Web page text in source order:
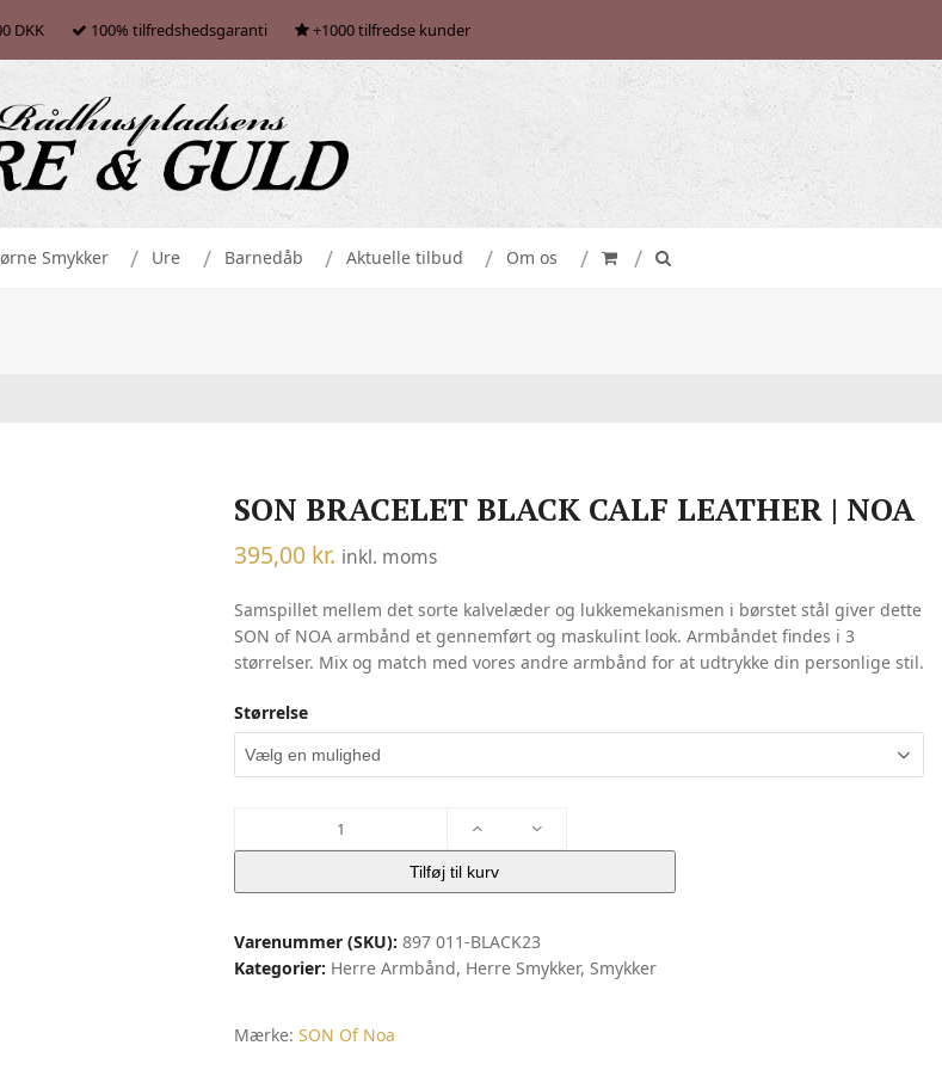
DKK 100% tilfredshedsgaranti +1000 tilfredse kunder
Smykker Ure Barnedåb Aktuelle tilbud Om os
SON BRACELET BLACK CALF LEATHER | NOA
395,00 kr. inkl. moms
Samspillet mellem det sorte kalvelæder og lukkemekanismen i børstet stål giver dette
SON of NOA armbånd et gennemført og maskulint look. Armbåndet findes i 3
størrelser. Mix og match med vores andre armbånd for at udtrykke din personlige stil.
Størrelse
bracelet
calf
|
Noa
Tilføj til kurv
Varenummer (SKU): 897 011-BLACK23
Kategorier: Herre Armbånd, Herre Smykker, Smykker
Mærke: SON Of Noa